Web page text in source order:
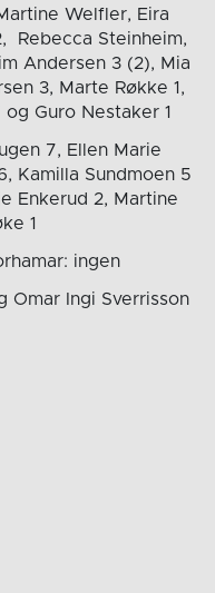
Welfler, Eira
Rebecca Steinheim,
Andersen 3 (2), Mia
3, Marte Røkke 1,
og Guro Nestaker 1
7, Ellen Marie
Kamilla Sundmoen 5
Enkerud 2, Martine
1
ingen
Omar Ingi Sverrisson